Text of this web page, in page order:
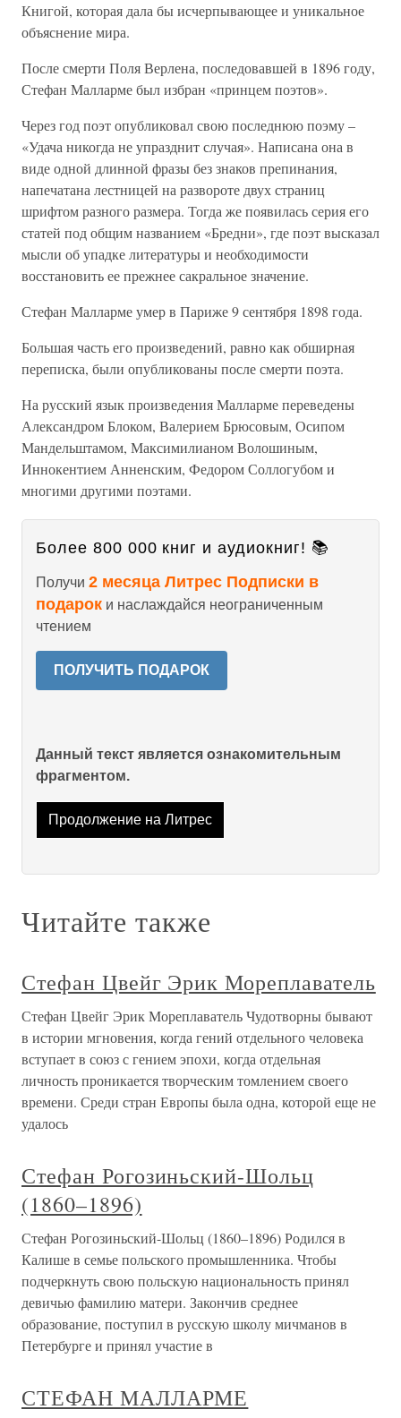
Книгой, которая дала бы исчерпывающее и уникальное
объяснение мира.
После смерти Поля Верлена, последовавшей в 1896 году,
Стефан Малларме был избран «принцем поэтов».
Через год поэт опубликовал свою последнюю поэму –
«Удача никогда не упразднит случая». Написана она в
виде одной длинной фразы без знаков препинания,
напечатана лестницей на развороте двух страниц
шрифтом разного размера. Тогда же появилась серия его
статей под общим названием «Бредни», где поэт высказал
мысли об упадке литературы и необходимости
восстановить ее прежнее сакральное значение.
Стефан Малларме умер в Париже 9 сентября 1898 года.
Большая часть его произведений, равно как обширная
переписка, были опубликованы после смерти поэта.
На русский язык произведения Малларме переведены
Александром Блоком, Валерием Брюсовым, Осипом
Мандельштамом, Максимилианом Волошиным,
Иннокентием Анненским, Федором Соллогубом и
многими другими поэтами.
Более 800 000 книг и аудиокниг! 📚
Получи 2 месяца Литрес Подписки в
подарок и наслаждайся неограниченным
чтением
ПОЛУЧИТЬ ПОДАРОК
Данный текст является ознакомительным
фрагментом.
Продолжение на Литрес
Читайте также
Стефан Цвейг Эрик Мореплаватель
Стефан Цвейг Эрик Мореплаватель Чудотворны бывают
в истории мгновения, когда гений отдельного человека
вступает в союз с гением эпохи, когда отдельная
личность проникается творческим томлением своего
времени. Среди стран Европы была одна, которой еще не
удалось
Стефан Рогозиньский-Шольц
(1860–1896)
Стефан Рогозиньский-Шольц (1860–1896) Родился в
Калише в семье польского промышленника. Чтобы
подчеркнуть свою польскую национальность принял
девичью фамилию матери. Закончив среднее
образование, поступил в русскую школу мичманов в
Петербурге и принял участие в
СТЕФАН МАЛЛАРМЕ